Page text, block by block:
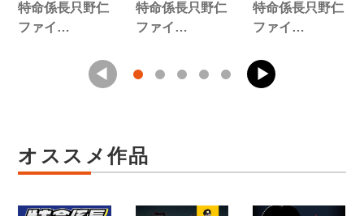
特命係長只野仁
ファイ…
特命係長只野仁
ファイ…
特命係長只野仁
ファイ…
オススメ作品